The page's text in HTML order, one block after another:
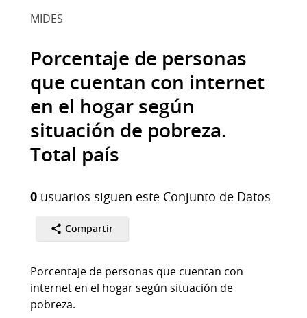
MIDES
Porcentaje de personas
que cuentan con internet
en el hogar según
situación de pobreza.
Total país
0 usuarios siguen este Conjunto de Datos
Compartir
Porcentaje de personas que cuentan con
internet en el hogar según situación de
pobreza.